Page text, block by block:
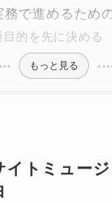
務で進めるため
目的を先に決める
もっと見る
イトミュー